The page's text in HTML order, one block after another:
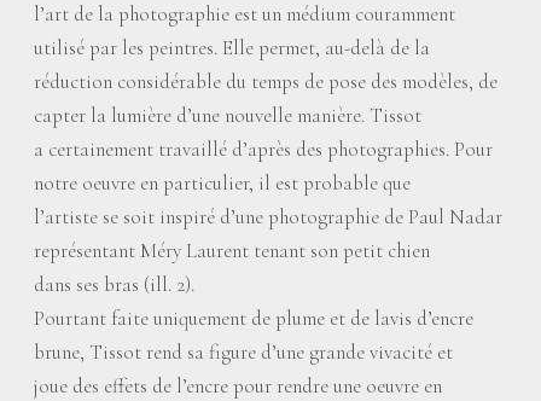
l’art de la photographie est un médium couramment
utilisé par les peintres. Elle permet, au-delà de la
réduction considérable du temps de pose des modèles, de
capter la lumière d’une nouvelle manière. Tissot
a certainement travaillé d’après des photographies. Pour
notre oeuvre en particulier, il est probable que
l’artiste se soit inspiré d’une photographie de Paul Nadar
représentant Méry Laurent tenant son petit chien
dans ses bras (ill. 2).
Pourtant faite uniquement de plume et de lavis d’encre
brune, Tissot rend sa figure d’une grande vivacité et
joue des effets de l’encre pour rendre une oeuvre en